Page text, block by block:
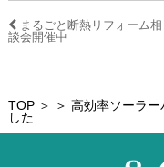
まるごと断熱リフォーム相
談会開催中
TOP＞ ＞ 高効率ソーラー
した